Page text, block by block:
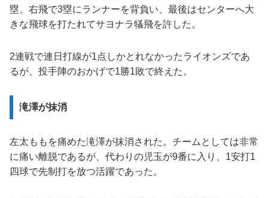
塁、右飛で3塁にランナーを背負い、最後はセンターへ大
きな飛球を打たれてサヨナラ犠飛を許した。
2連戦で連日打線が1点しかとれなかったライオンズであ
るが、投手陣のおかげで1勝1敗で終えた。
滝澤が抹消
左太ももを痛めた滝澤が抹消された。チームとしては非常
に痛い離脱であるが、代わりの児玉が9番に入り、1安打1
四球で先制打を放つ活躍であった。